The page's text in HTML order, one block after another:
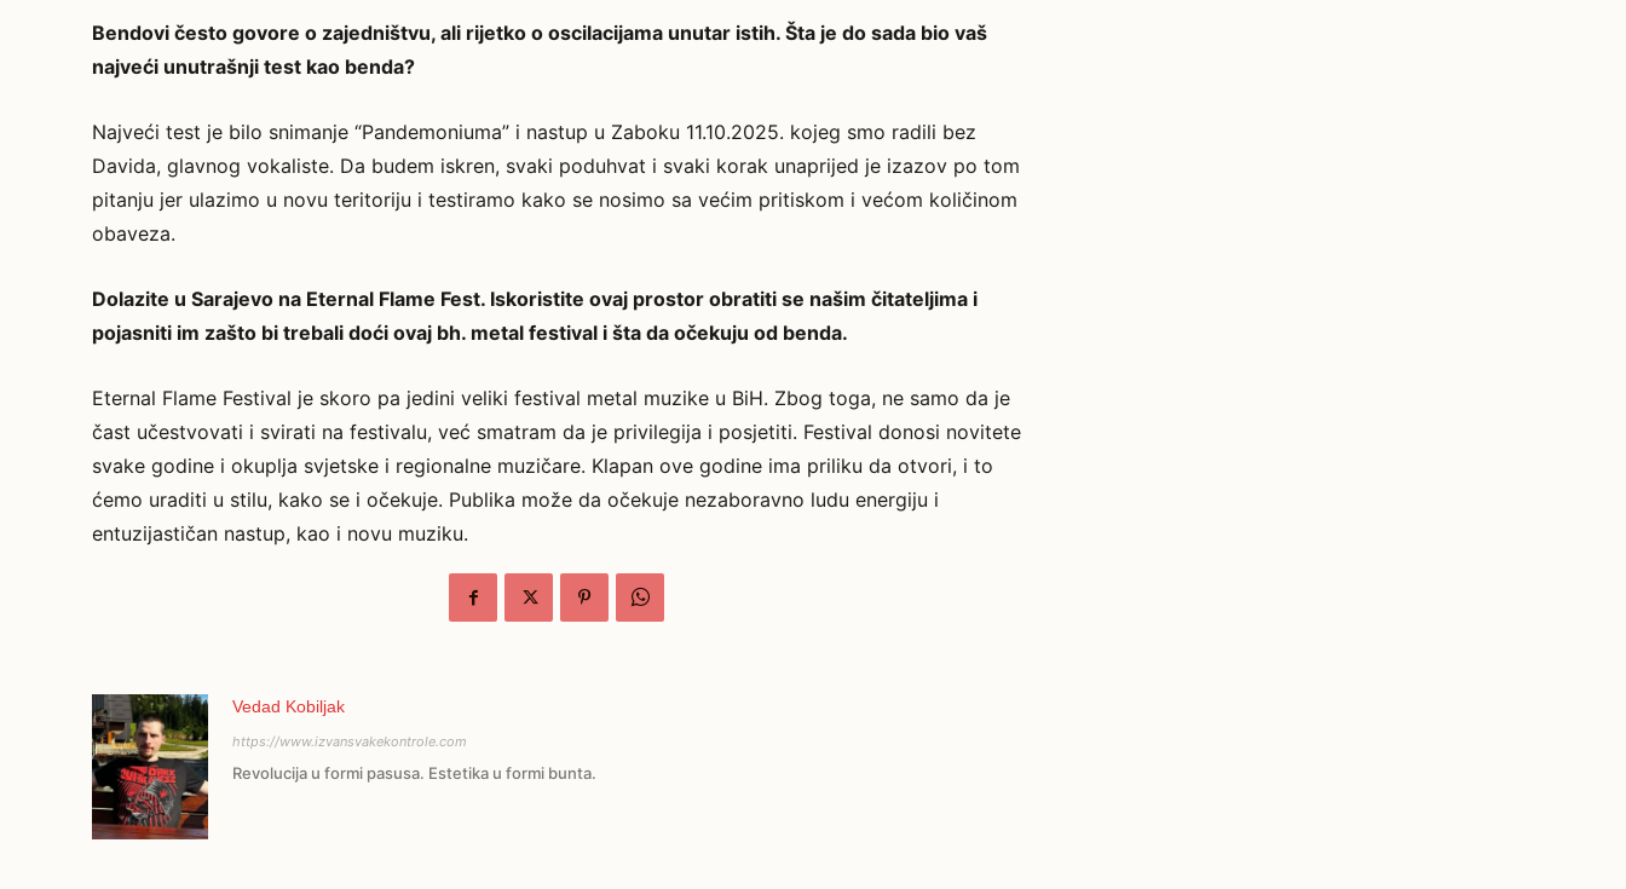
Bendovi često govore o zajedništvu, ali rijetko o oscilacijama unutar istih. Šta je do sada bio vaš
najveći unutrašnji test kao benda?
Najveći test je bilo snimanje “Pandemoniuma” i nastup u Zaboku 11.10.2025. kojeg smo radili bez
Davida, glavnog vokaliste. Da budem iskren, svaki poduhvat i svaki korak unaprijed je izazov po tom
pitanju jer ulazimo u novu teritoriju i testiramo kako se nosimo sa većim pritiskom i većom količinom
obaveza.
Dolazite u Sarajevo na Eternal Flame Fest. Iskoristite ovaj prostor obratiti se našim čitateljima i
pojasniti im zašto bi trebali doći ovaj bh. metal festival i šta da očekuju od benda.
Eternal Flame Festival je skoro pa jedini veliki festival metal muzike u BiH. Zbog toga, ne samo da je
čast učestvovati i svirati na festivalu, već smatram da je privilegija i posjetiti. Festival donosi novitete
svake godine i okuplja svjetske i regionalne muzičare. Klapan ove godine ima priliku da otvori, i to
ćemo uraditi u stilu, kako se i očekuje. Publika može da očekuje nezaboravno ludu energiju i
entuzijastičan nastup, kao i novu muziku.
Vedad Kobiljak
https://www.izvansvakekontrole.com
Revolucija u formi pasusa. Estetika u formi bunta.